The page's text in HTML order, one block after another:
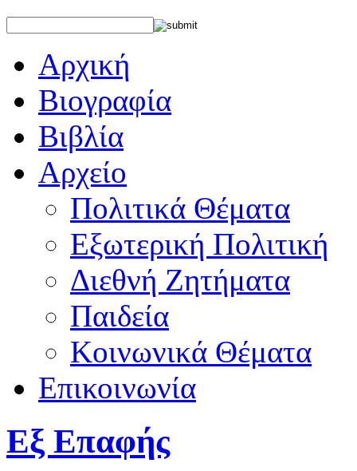
Αρχική
Βιογραφία
Βιβλία
Αρχείο
Πολιτικά Θέματα
Εξωτερική Πολιτική
Διεθνή Ζητήματα
Παιδεία
Κοινωνικά Θέματα
Επικοινωνία
Εξ Επαφής